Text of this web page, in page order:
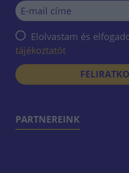
Elolvastam és
tájékoztatót
PARTNEREINK